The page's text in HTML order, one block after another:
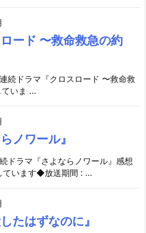
ロード 〜救命救急の約
続ドラマ『クロスロード 〜救命救
いま ...
ノワール』
ドラマ『さよならノワール』感想
ています◆放送期間 : ...
たはずなのに』